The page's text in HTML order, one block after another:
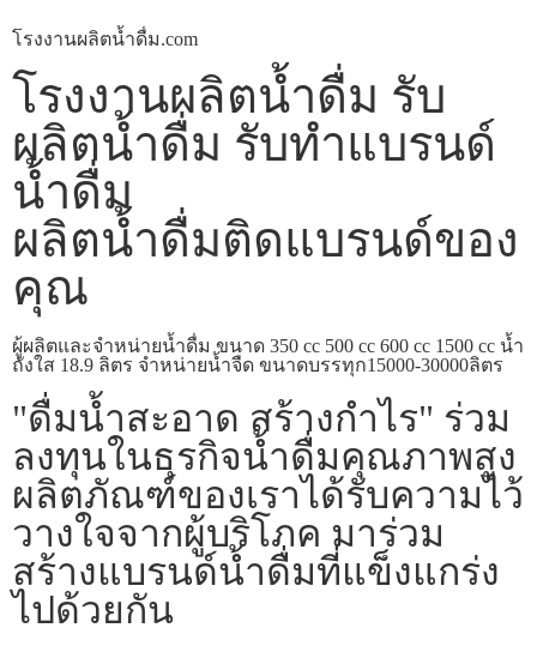
โรงงานผลิตน้ำดื่ม.com
โรงงานผลิตน้ำดื่ม รับ
ผลิตน้ำดื่ม รับทำแบรนด์
น้ำดื่ม
ผลิตน้ำดื่มติดแบรนด์ของ
คุณ
ผู้ผลิตและจำหน่ายน้ำดื่ม ขนาด 350 cc 500 cc 600 cc 1500 cc น้ำ
ถังใส 18.9 ลิตร จำหน่ายน้ำจืด ขนาดบรรทุก15000-30000ลิตร
"ดื่มน้ำสะอาด สร้างกำไร" ร่วม
ลงทุนในธุรกิจน้ำดื่มคุณภาพสูง
ผลิตภัณฑ์ของเราได้รับความไว้
วางใจจากผู้บริโภค มาร่วม
สร้างแบรนด์น้ำดื่มที่แข็งแกร่ง
ไปด้วยกัน